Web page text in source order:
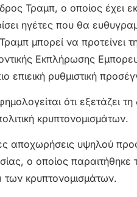
Τραμπ, ο οποίος έχει
ηγέτες που θα
μπορεί να προτείνει
Εκπλήρωσης
επιεική ρυθμιστική
ότι εξετάζει
κρυπτονομισμάτων.
αποχωρήσεις υψηλού
ο οποίος
των κρυπτονομισμάτων.